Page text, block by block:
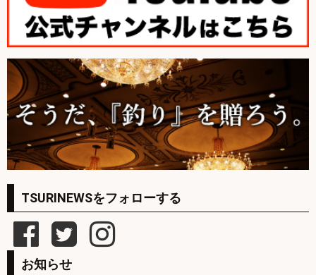
TSURINEWSをフォローする
お知らせ